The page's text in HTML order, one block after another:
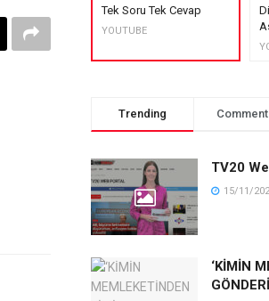
Tek Soru Tek Cevap
YOUTUBE
Trending
TV20
15/11/
‘KİMİN